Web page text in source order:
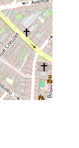
de cet